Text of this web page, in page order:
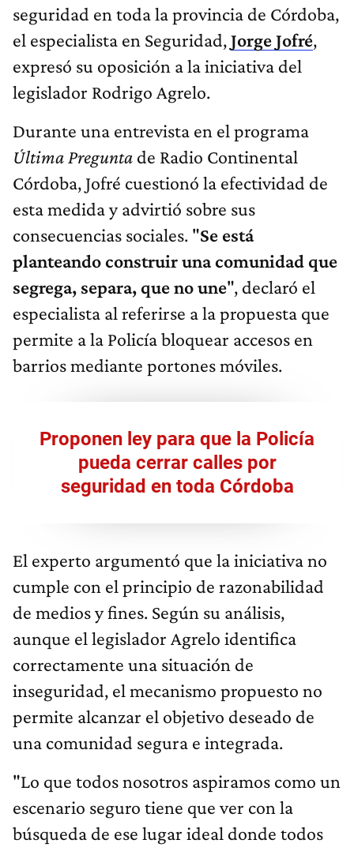
seguridad en toda la provincia de Córdoba,
el especialista en Seguridad,Jorge Jofré,
expresó su oposición a la iniciativa del
legislador Rodrigo Agrelo.
Durante una entrevista en el programa
Última Pregunta de Radio Continental
Córdoba, Jofré cuestionó la efectividad de
esta medida y advirtió sobre sus
consecuencias sociales. "Se está
planteando construir una comunidad que
segrega, separa, que no une", declaró el
especialista al referirse a la propuesta que
permite a la Policía bloquear accesos en
barrios mediante portones móviles.
Proponen ley para que la Policía
pueda cerrar calles por
seguridad en toda Córdoba
El experto argumentó que la iniciativa no
cumple con el principio de razonabilidad
de medios y fines. Según su análisis,
aunque el legislador Agrelo identifica
correctamente una situación de
inseguridad, el mecanismo propuesto no
permite alcanzar el objetivo deseado de
una comunidad segura e integrada.
"Lo que todos nosotros aspiramos como un
escenario seguro tiene que ver con la
búsqueda de ese lugar ideal donde todos